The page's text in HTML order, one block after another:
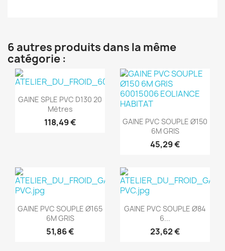
6 autres produits dans la même
catégorie :
Aperçu rapide
GAINE SPLE PVC D130 20
Mètres
118,49 € Aperçu rapide
GAINE PVC SOUPLE Ø150
6M GRIS
45,29 €
Aperçu rapide
GAINE PVC SOUPLE Ø165
6M GRIS
51,86 €
Aperçu rapide
GAINE PVC SOUPLE Ø84
6...
23,62 €